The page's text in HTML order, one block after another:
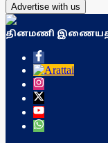
Advertise with us
தினமணி